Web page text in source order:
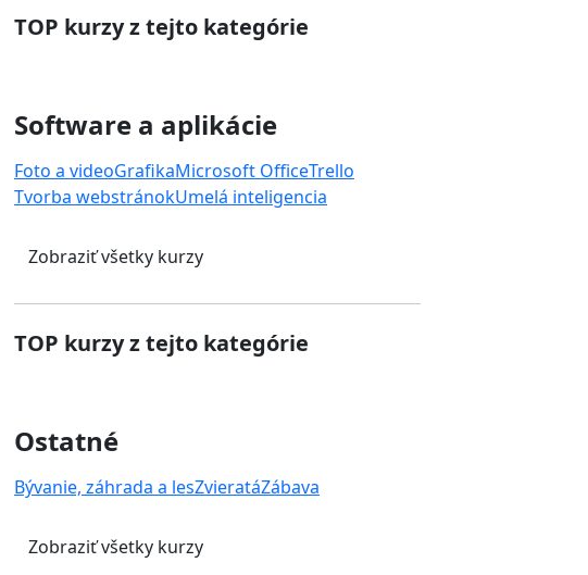
TOP kurzy z tejto kategórie
Software a aplikácie
Foto a videoGrafikaMicrosoft OfficeTrello
Tvorba webstránokUmelá inteligencia
Zobraziť všetky kurzy
TOP kurzy z tejto kategórie
Ostatné
Bývanie, záhrada a lesZvieratáZábava
Zobraziť všetky kurzy